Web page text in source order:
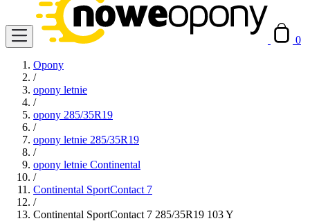
0
Opony
/
opony letnie
/
opony 285/35R19
/
opony letnie 285/35R19
/
opony letnie Continental
/
Continental SportContact 7
/
Continental SportContact 7 285/35R19 103 Y